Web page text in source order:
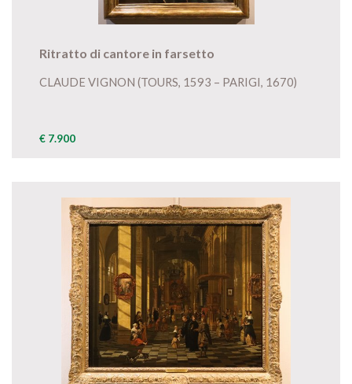
Ritratto di cantore in farsetto
CLAUDE VIGNON (TOURS, 1593 – PARIGI, 1670)
€ 7.900